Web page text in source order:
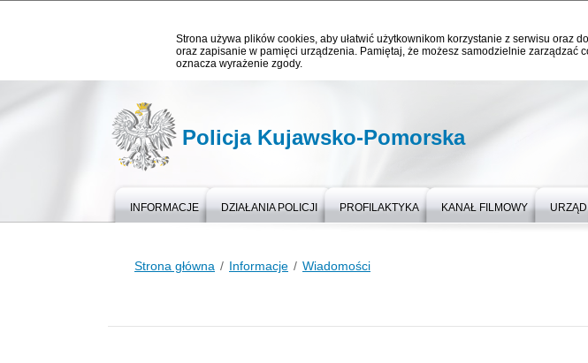
Strona używa plików cookies, aby ułatwić użytkownikom korzystanie z serwisu oraz
oraz zapisanie w pamięci urządzenia. Pamiętaj, że możesz samodzielnie
oznacza wyrażenie zgody.
Policja Kujawsko-Pomorska
INFORMACJE DZIAŁANIA POLICJI PROFILAKTYKA KANAŁ FILMOWY URZĄD
Strona główna Informacje Wiadomości